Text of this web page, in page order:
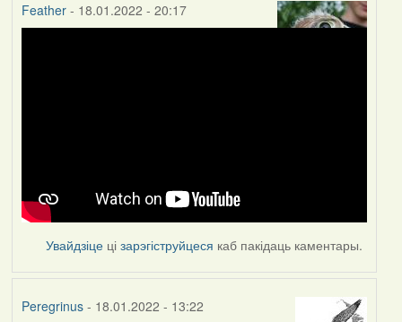
Feather- 18.01.2022 - 20:17
Увайдзіце цізарэгіструйцеся каб пакідаць каментары.
Peregrinus- 18.01.2022 - 13:22